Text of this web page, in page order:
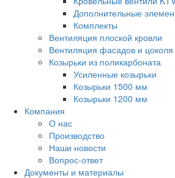
Дополнительные
Комплекты
Вентиляция плоской кровли
Вентиляция фасадов и цоколя
Козырьки из поликарбоната
Усиленные козырьки
Козырьки 1500 мм
Козырьки 1200 мм
Компания
О нас
Производство
Наши новости
Вопрос-ответ
Документы и материалы